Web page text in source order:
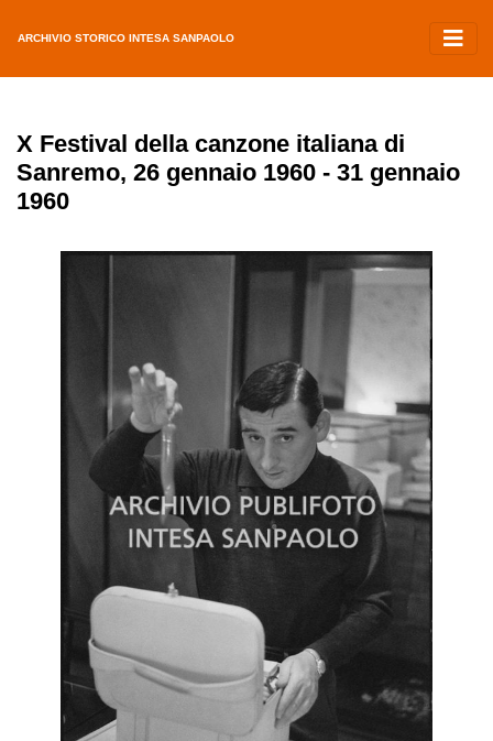
ARCHIVIO STORICO INTESA SANPAOLO
X Festival della canzone italiana di
Sanremo, 26 gennaio 1960 - 31 gennaio
1960